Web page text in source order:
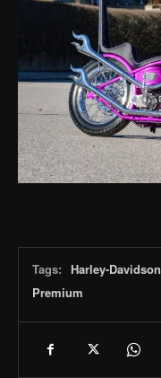
Tags:
Harley-Davidson
Premium